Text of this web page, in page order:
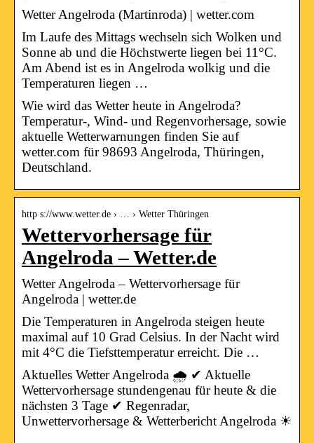
Wetter Angelroda (Martinroda) | wetter.com
Im Laufe des Mittags wechseln sich Wolken und
Sonne ab und die Höchstwerte liegen bei 11°C.
Am Abend ist es in Angelroda wolkig und die
Temperaturen liegen …
Wie wird das Wetter heute in Angelroda?
Temperatur-, Wind- und Regenvorhersage, sowie
aktuelle Wetterwarnungen finden Sie auf
wetter.com für 98693 Angelroda, Thüringen,
Deutschland.
http s://www.wetter.de › … › Wetter Thüringen
Wettervorhersage für
Angelroda – Wetter.de
Wetter Angelroda – Wettervorhersage für
Angelroda | wetter.de
Die Temperaturen in Angelroda steigen heute
maximal auf 10 Grad Celsius. In der Nacht wird
mit 4°C die Tiefsttemperatur erreicht. Die …
Aktuelles Wetter Angelroda 🌧️ ✔ Aktuelle
Wettervorhersage stundengenau für heute & die
nächsten 3 Tage ✔ Regenradar,
Unwettervorhersage & Wetterbericht Angelroda ☀